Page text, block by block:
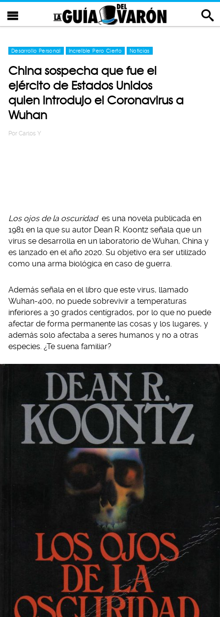
Desarrollo Personal Increíble Pero Cierto Noticias
China sospecha que fue el
ejército de Estados Unidos
quien introdujo el Coronavirus a
Wuhan
Por Carlos Y
Los ojos de la oscuridad es una novela publicada en
1981 en la que su autor Dean R. Koontz señala que un
virus se desarrolla en un laboratorio de Wuhan, China y
es lanzado en el año 2020. Su objetivo era ser utilizado
como una arma biológica en caso de guerra.
Además señala en el libro que este virus, llamado
Wuhan-400, no puede sobrevivir a temperaturas
inferiores a 30 grados centígrados, por lo que no puede
afectar de forma permanente las cosas y los lugares, y
además solo afectaba a seres humanos y no a otras
especies. ¿Te suena familiar?